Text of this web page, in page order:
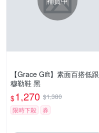
【Grace Gift】素面百搭低跟
穆勒鞋 黑
$1,270 $1,380
限時下殺
券